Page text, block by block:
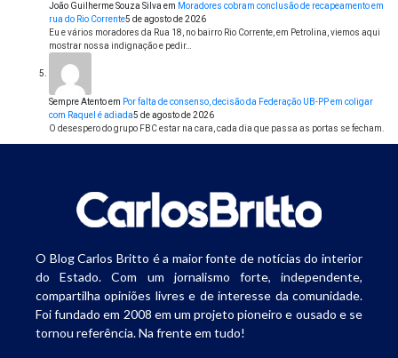
João Guilherme Souza Silva em Moradores cobram conclusão de recapeamento em
rua do Rio Corrente5 de agosto de 2026
Eu e vários moradores da Rua 18, no bairro Rio Corrente, em Petrolina, viemos aqui
mostrar nossa indignação e pedir…
Sempre Atentoem Por falta de consenso, decisão da Federação UB-PP em coligar
com Raquel é adiada5 de agosto de 2026
O desespero do grupo FBC estar na cara, cada dia que passa as portas se fecham.
O Blog Carlos Britto é a maior fonte de notícias do interior
do Estado. Com um jornalismo forte, independente,
compartilha opiniões livres e de interesse da comunidade.
Foi fundado em 2008 em um projeto pioneiro e ousado e se
tornou referência. Na frente em tudo!